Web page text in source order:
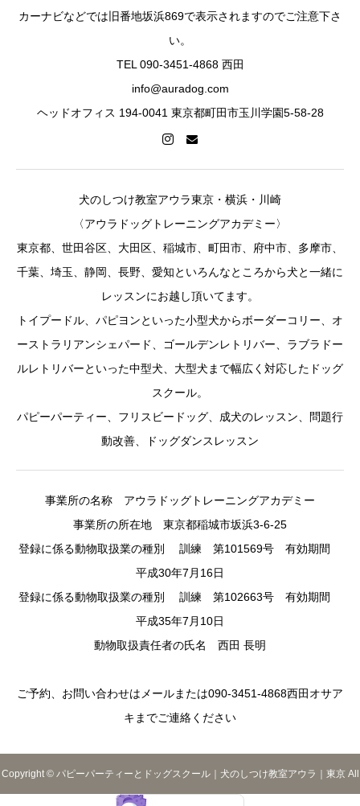
カーナビなどでは旧番地坂浜869で表示されますのでご注意下さ
い。
TEL 090-3451-4868 西田
info@auradog.com
ヘッドオフィス 194-0041 東京都町田市玉川学園5-58-28
犬のしつけ教室アウラ東京・横浜・川崎
〈アウラドッグトレーニングアカデミー〉
東京都、世田谷区、大田区、稲城市、町田市、府中市、多摩市、
千葉、埼玉、静岡、長野、愛知といろんなところから犬と一緒に
レッスンにお越し頂いてます。
トイプードル、パピヨンといった小型犬からボーダーコリー、オ
ーストラリアンシェパード、ゴールデンレトリバー、ラブラドー
ルレトリバーといった中型犬、大型犬まで幅広く対応したドッグ
スクール。
パピーパーティー、フリスビードッグ、成犬のレッスン、問題行
動改善、ドッグダンスレッスン
事業所の名称 アウラドッグトレーニングアカデミー
事業所の所在地 東京都稲城市坂浜3-6-25
登録に係る動物取扱業の種別 訓練 第101569号 有効期間
平成30年7月16日
登録に係る動物取扱業の種別 訓練 第102663号 有効期間
平成35年7月10日
動物取扱責任者の氏名 西田 長明
ご予約、お問い合わせはメールまたは090-3451-4868西田オサア
キまでご連絡ください
Copyright © パピーパーティーとドッグスクール｜犬のしつけ教室アウラ｜東京 All